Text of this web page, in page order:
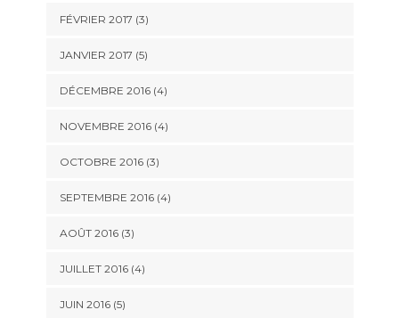
FÉVRIER 2017 (3)
JANVIER 2017 (5)
DÉCEMBRE 2016(4)
NOVEMBRE 2016(4)
OCTOBRE 2016(3)
SEPTEMBRE 2016(4)
AOÛT 2016(3)
JUILLET 2016(4)
JUIN 2016(5)